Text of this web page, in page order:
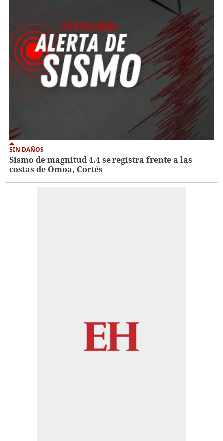
SIN DAÑOS
Sismo de magnitud 4.4 se registra frente a las
costas de Omoa, Cortés